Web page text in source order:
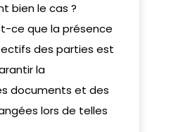
bien le cas ?
ce que la présence
des parties est
la
documents et des
lors de telles